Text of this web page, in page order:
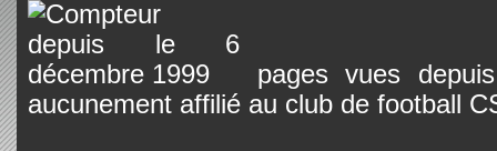
pages vues
aucunement affilié au club de football